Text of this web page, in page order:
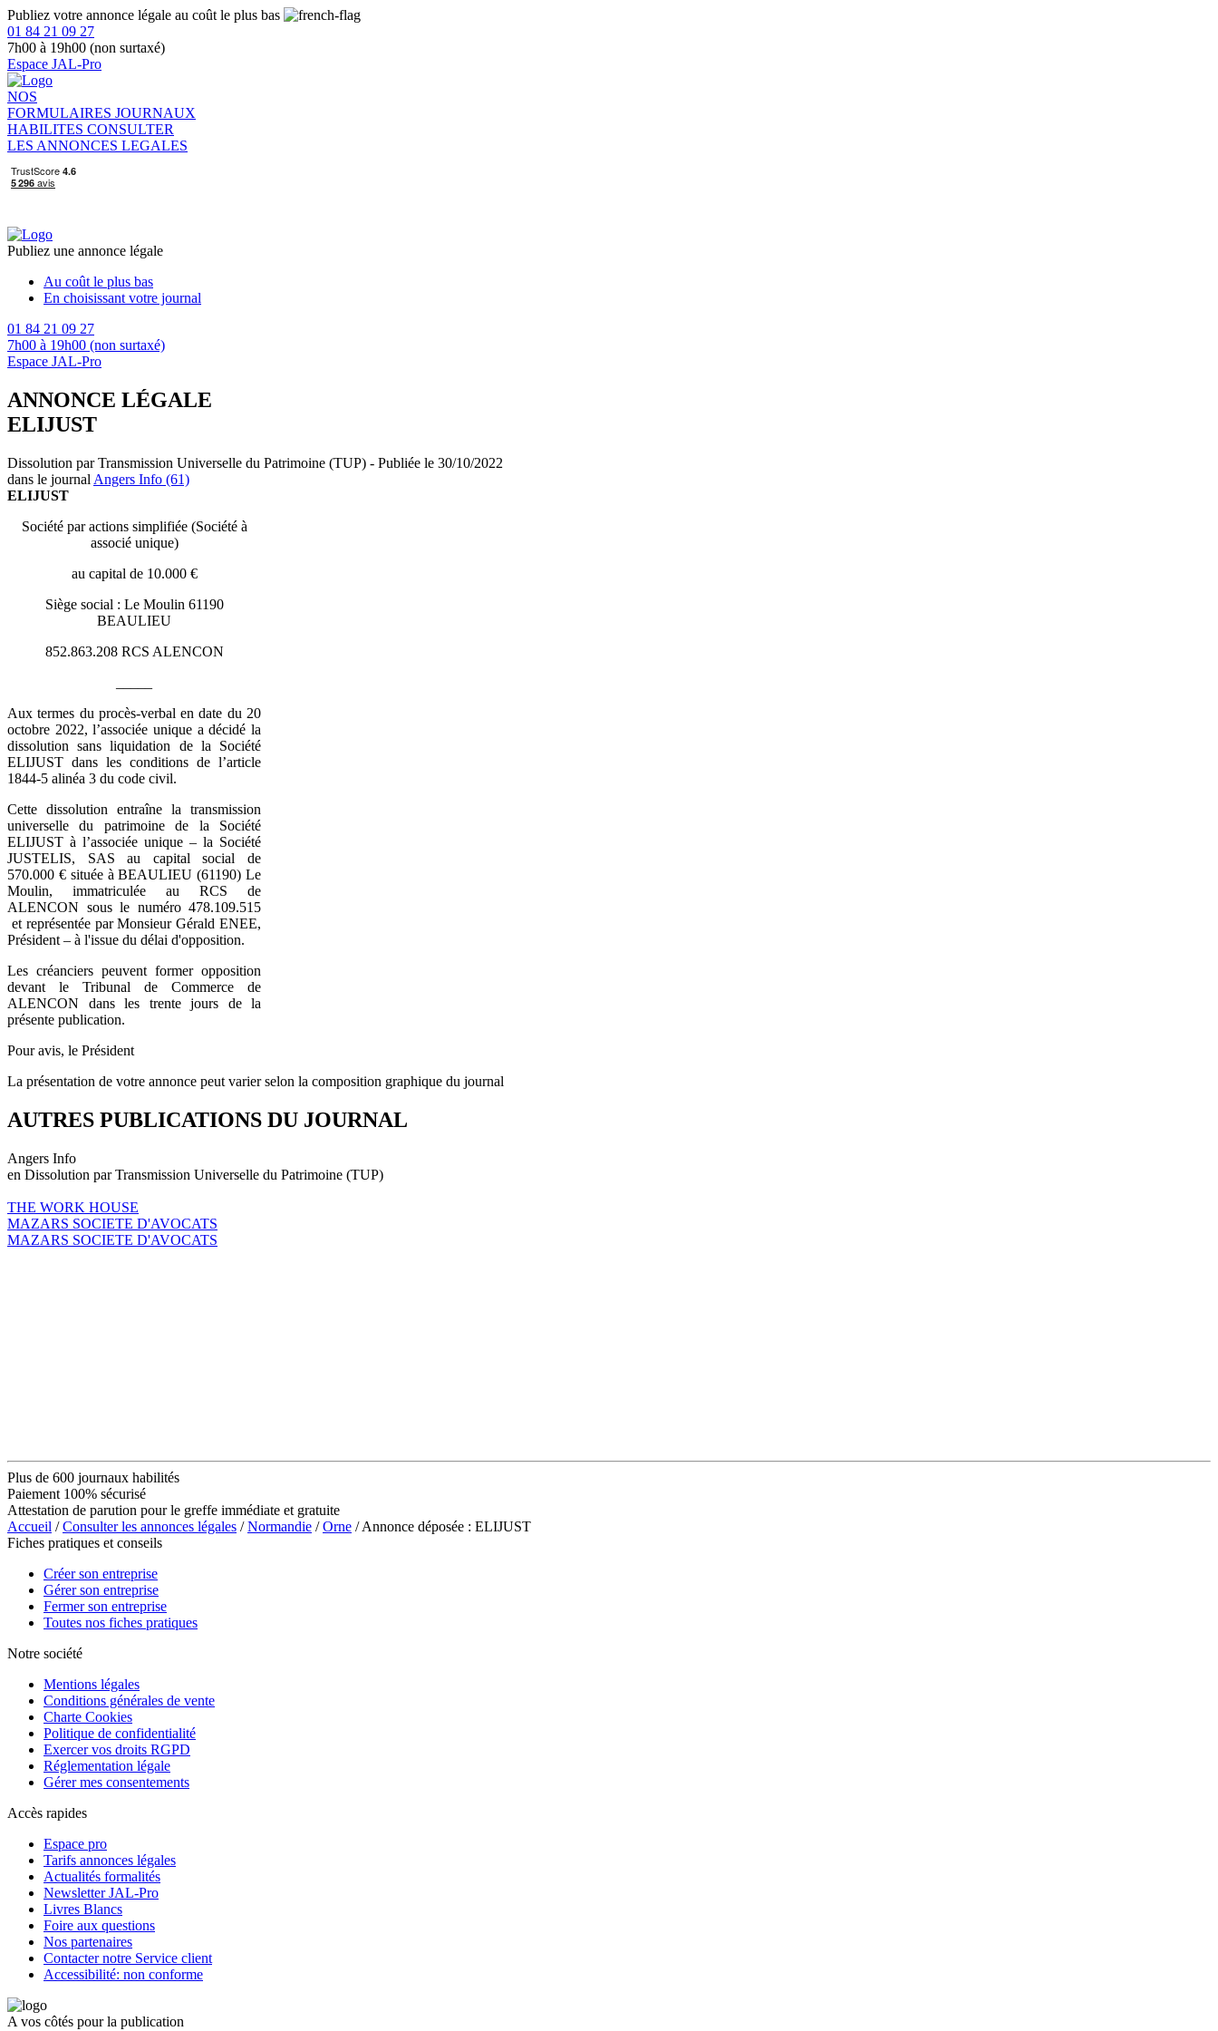
Publiez votre annonce légale au coût le plus bas
01 84 21 09 27
7h00 à 19h00 (non surtaxé)
Espace JAL-Pro
NOS
FORMULAIRES JOURNAUX
HABILITES CONSULTER
LES ANNONCES LEGALES
Publiez une annonce légale
Au coût le plus bas
En choisissant votre journal
01 84 21 09 27
7h00 à 19h00 (non surtaxé)
Espace JAL-Pro
ANNONCE LÉGALE
ELIJUST
Dissolution par Transmission Universelle du Patrimoine (TUP) - Publiée le 30/10/2022
dans le journal Angers Info (61)
ELIJUST
Société par actions simplifiée (Société à
associé unique)
au capital de 10.000 €
Siège social : Le Moulin 61190
BEAULIEU
852.863.208 RCS ALENCON
Aux termes du procès-verbal en date du 20
octobre 2022, l’associée unique a décidé la
dissolution sans liquidation de la Société
ELIJUST dans les conditions de l’article
1844-5 alinéa 3 du code civil.
Cette dissolution entraîne la transmission
universelle du patrimoine de la Société
ELIJUST à l’associée unique – la Société
JUSTELIS, SAS au capital social de
570.000 € située à BEAULIEU (61190) Le
Moulin, immatriculée au RCS de
ALENCON sous le numéro 478.109.515
et représentée par Monsieur Gérald ENEE,
Président – à l'issue du délai d'opposition.
Les créanciers peuvent former opposition
devant le Tribunal de Commerce de
ALENCON dans les trente jours de la
présente publication.
Pour avis, le Président
La présentation de votre annonce peut varier selon la composition graphique du journal
AUTRES PUBLICATIONS DU JOURNAL
Angers Info
en Dissolution par Transmission Universelle du Patrimoine (TUP)
THE WORK HOUSE
MAZARS SOCIETE D'AVOCATS
MAZARS SOCIETE D'AVOCATS
Plus de 600 journaux habilités
Paiement 100% sécurisé
Attestation de parution pour le greffe immédiate et gratuite
Accueil /Consulter les annonces légales /Normandie /Orne / Annonce déposée : ELIJUST
Fiches pratiques et conseils
Créer son entreprise
Gérer son entreprise
Fermer son entreprise
Toutes nos fiches pratiques
Notre société
Mentions légales
Conditions générales de vente
Charte Cookies
Politique de confidentialité
Exercer vos droits RGPD
Réglementation légale
Gérer mes consentements
Accès rapides
Espace pro
Tarifs annonces légales
Actualités formalités
Newsletter JAL-Pro
Livres Blancs
Foire aux questions
Nos partenaires
Contacter notre Service client
Accessibilité: non conforme
A vos côtés pour la publication